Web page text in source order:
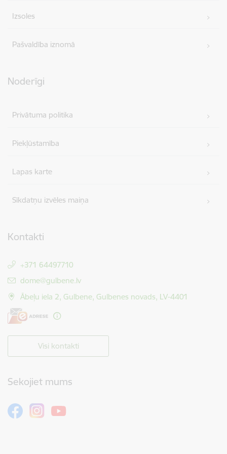
Izsoles
Pašvaldība iznomā
Noderīgi
Privātuma politika
Piekļūstamība
Lapas karte
Sīkdatņu izvēles maiņa
Kontakti
+371 64497710
E-pasts:
dome@gulbene.lv
Ābeļu iela 2, Gulbene, Gulbenes novads, LV-4401
Visi kontakti
Sekojiet mums